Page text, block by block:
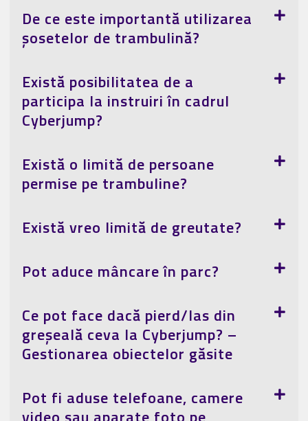
De ce este importantă utilizarea
șosetelor de trambulină?
Există posibilitatea de a
participa la instruiri în cadrul
Cyberjump?
Există o limită de persoane
permise pe trambuline?
Există vreo limită de greutate?
Pot aduce mâncare în parc?
Ce pot face dacă pierd/las din
greșeală ceva la Cyberjump? –
Gestionarea obiectelor găsite
Pot fi aduse telefoane, camere